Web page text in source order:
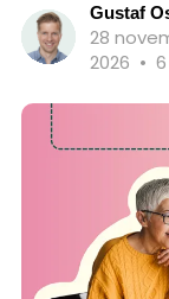
Gustaf
28
2026 •